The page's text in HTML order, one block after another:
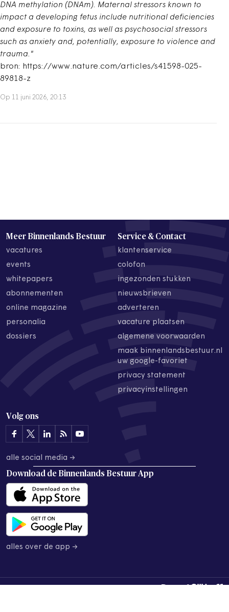
DNA methylation (DNAm). Maternal stressors known to
impact a developing fetus include nutritional deficiencies
and exposure to toxins, as well as psychosocial stressors
such as anxiety and, potentially, exposure to violence and
trauma."
bron: https://www.nature.com/articles/s41598-025-
89818-z
Op 11 juni 2026, 20:13
Meer Binnenlands Bestuur
vacatures
events
whitepapers
abonnementen
online magazine
personalia
dossiers
Service & Contact
klantenservice
colofon
ingezonden stukken
nieuwsbrieven
adverteren
vacature plaatsen
algemene voorwaarden
maak binnenlandsbestuur.nl
uw google-favoriet
privacy statement
privacyinstellingen
Volg ons
alle social media →
Download de Binnenlands Bestuur App
alles over de app →